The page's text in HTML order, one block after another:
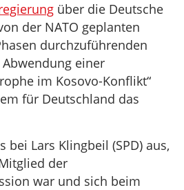
über die Deutsche
der NATO geplanten
durchzuführenden
einer
im Kosovo-Konflikt“
für Deutschland das
bei Lars Klingbeil (SPD) aus,
der
war und sich beim